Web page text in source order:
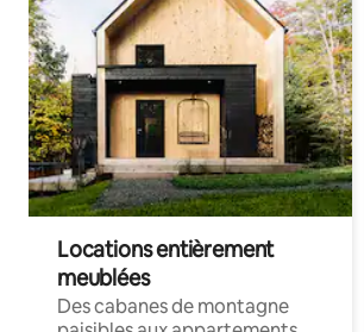
Locations entièrement
meublées
Des cabanes de montagne